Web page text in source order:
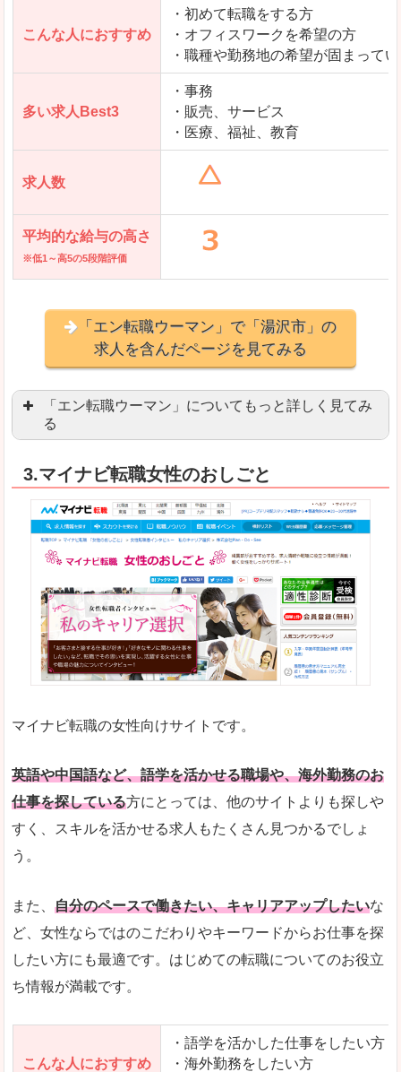
「とらばーゆ」で「湯沢市」の
求人を含んだページを見てみる
こんな人におすすめ
・初めて転職をする方
・オフィスワークを希望の方
・職種や勤務地の希望が固まって
多い求人Best3
・事務
・販売、サービス
・医療、福祉、教育
求人数
平均的な給与の高さ
※低1～高5の5段階評価
「エン転職ウーマン」で「湯沢市」の
求人を含んだページを見てみる
「エン転職ウーマン」についてもっと詳しく見てみ
る
良いところ
職種や勤務地など、すでに次のお仕事がイメージ
転職Q＆Aやノウハウが豊富なうえ、面接サポー
悪いところ
求人の掲載数が少ないです。
TOPページからこだわりや条件などをクイックに
はじめての転職や、転職活動において不安や心配
自分でうまく仕事を探せなくても、会員登録をす
人気度 「エン転職」全体として、会員数がとても多い印
多少検索しづらいのですが、掲載情報はパッと目
「エン転職ウーマン」で「湯沢市」の
3.マイナビ転職女性のおしごと
マイナビ転職の女性向けサイトです。
英語や中国語など、語学を活かせる職場や、海外勤務のお
仕事を探している方にとっては、他のサイトよりも探しや
すく、スキルを活かせる求人もたくさん見つかるでしょ
う。
また、 自分のペースで働きたい、キャリアアップしたいな
ど、女性ならではのこだわりやキーワードからお仕事を探
したい方にも最適です。はじめての転職についてのお役立
ち情報が満載です。
こんな人におすすめ
・語学を活かした仕事をしたい方
・海外勤務をしたい方